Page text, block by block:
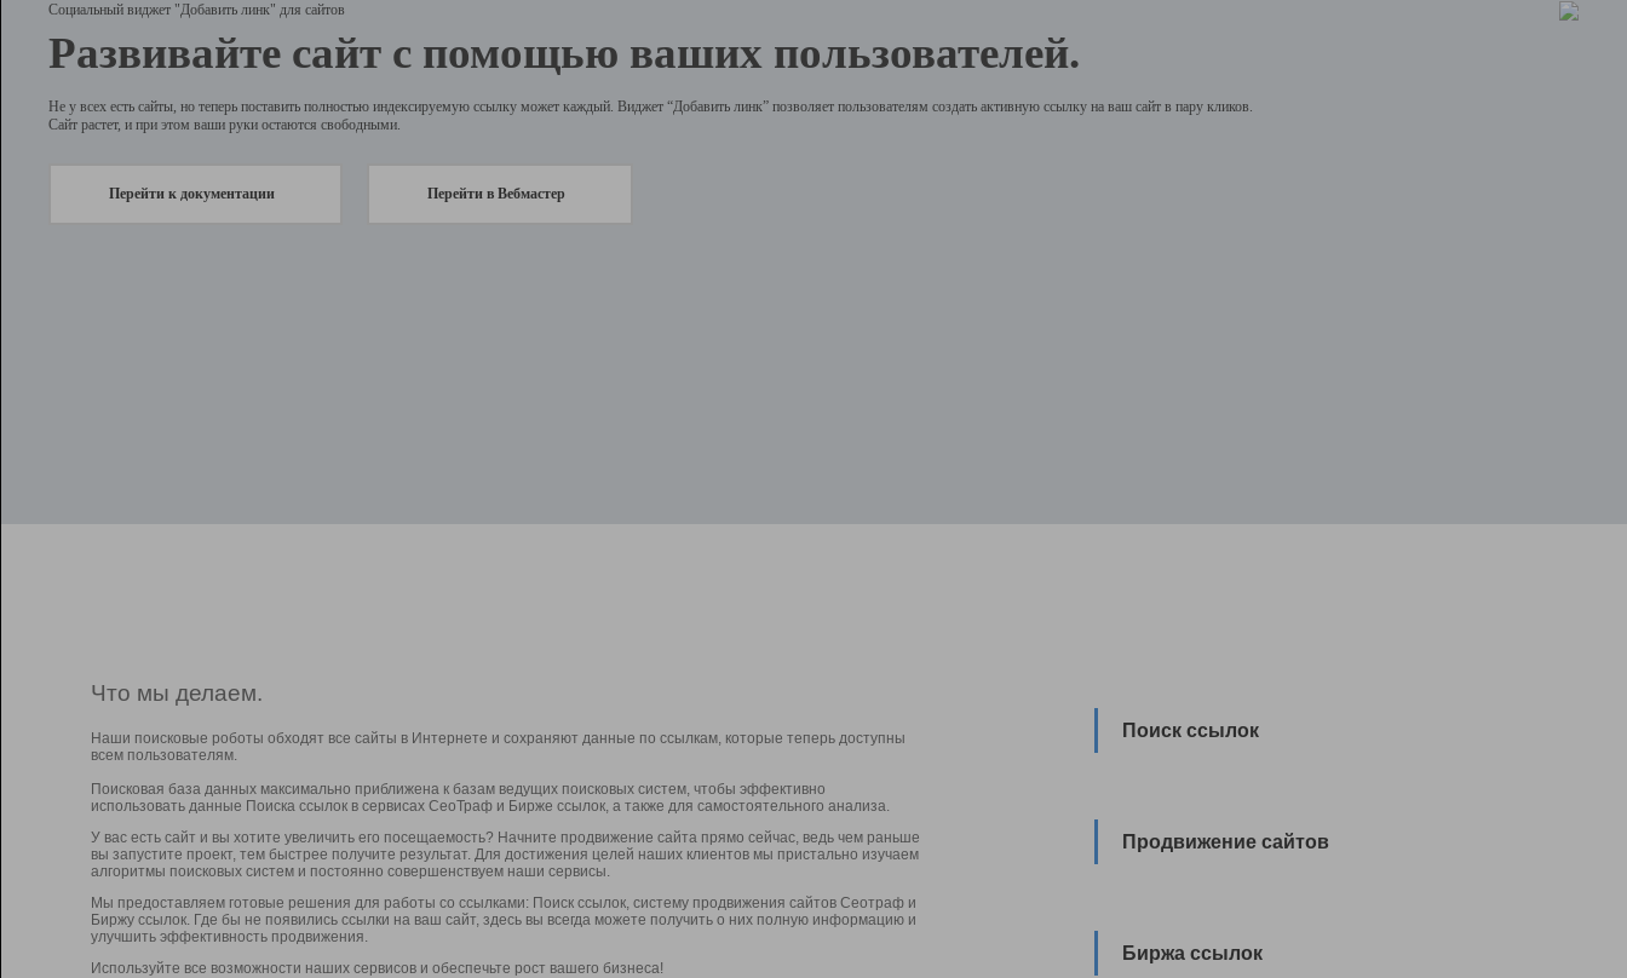
Социальный виджет "Добавить линк" для сайтов
Развивайте сайт с помощью ваших пользователей.
Не у всех есть сайты, но теперь поставить полностью индексируемую ссылку может каждый. Виджет “Добавить линк” позволяет пользователям создать активную ссылку на ваш сайт в пару кликов.
Сайт растет, и при этом ваши руки остаются свободными.
Перейти к документации Перейти в Вебмастер
Что мы делаем.
Наши поисковые роботы обходят все сайты в Интернете и сохраняют данные по ссылкам, которые теперь доступны
всем пользователям.
Поисковая база данных максимально приближена к базам ведущих поисковых систем, чтобы эффективно
использовать данные Поиска ссылок в сервисах СеоТраф и Бирже ссылок, а также для самостоятельного анализа.
У вас есть сайт и вы хотите увеличить его посещаемость? Начните продвижение сайта прямо сейчас, ведь чем раньше
вы запустите проект, тем быстрее получите результат. Для достижения целей наших клиентов мы пристально изучаем
алгоритмы поисковых систем и постоянно совершенствуем наши сервисы.
Мы предоставляем готовые решения для работы со ссылками: Поиск ссылок, систему продвижения сайтов Сеотраф и
Биржу ссылок. Где бы не появились ссылки на ваш сайт, здесь вы всегда можете получить о них полную информацию и
улучшить эффективность продвижения.
Используйте все возможности наших сервисов и обеспечьте рост вашего бизнеса!
Поиск ссылок
Продвижение сайтов
Биржа ссылок